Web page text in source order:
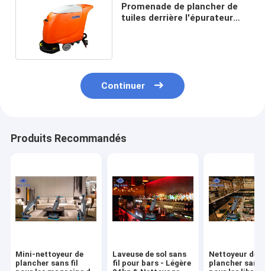
Promenade de plancher de
tuiles derrière l'épurateur
Continuer
Produits Recommandés
Mini-nettoyeur de
plancher sans fil
Laveuse de sol sans
fil pour bars - Légère
Nettoyeur de
plancher sans